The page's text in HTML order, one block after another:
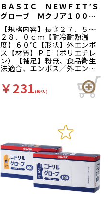
ＢＡＳＩＣ ＮＥＷＦＩＴ’Ｓ
グローブ Ｍクリア１００枚
箱入
【規格内容】長さ２７．５～
２８．０ｃｍ【耐冷耐熱温
度】６０℃【形状】外エンボ
ス【材質】ＰＥ（ポリエチレ
ン）【補足】粉無、食品衛生
法適合、エンボス／外エンボ
ス【補足２】使い捨て【色】
半透明【柄】地紋【キーワー
ド】ディスポ手袋、厨房、工
場、ベーシック、ニュー、Ｆ
くい！左右兼用だから片手で
も使えて経済的。左右兼用の
ため片手でも使えて経済的で
す。全面に細やかな外エンボ
ス加工を施していますのでひ
っつきを防ぎます。本品は食
品衛生法に適しています。
（衛生省告示第３７０号）家
庭用から業務用まで幅広くお
使いいただけます。従来の商
￥231(税込)